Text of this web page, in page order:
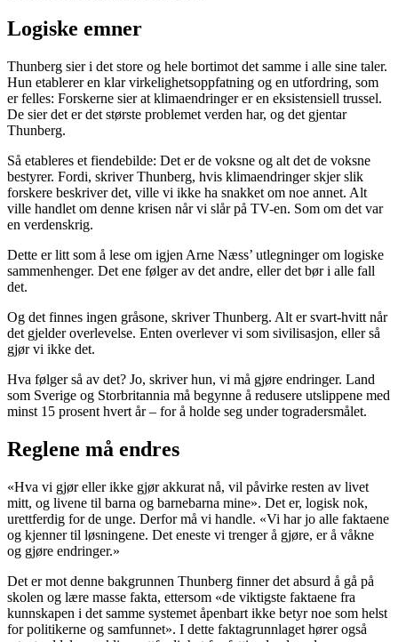
Logiske emner
Thunberg sier i det store og hele bortimot det samme i alle sine taler.
Hun etablerer en klar virkelighetsoppfatning og en utfordring, som
er felles: Forskerne sier at klimaendringer er en eksistensiell trussel.
De sier det er det største problemet verden har, og det gjentar
Thunberg.
Så etableres et fiendebilde: Det er de voksne og alt det de voksne
bestyrer. Fordi, skriver Thunberg, hvis klimaendringer skjer slik
forskere beskriver det, ville vi ikke ha snakket om noe annet. Alt
ville handlet om denne krisen når vi slår på TV-en. Som om det var
en verdenskrig.
Dette er litt som å lese om igjen Arne Næss’ utlegninger om logiske
sammenhenger. Det ene følger av det andre, eller det bør i alle fall
det.
Og det finnes ingen gråsone, skriver Thunberg. Alt er svart-hvitt når
det gjelder overlevelse. Enten overlever vi som sivilisasjon, eller så
gjør vi ikke det.
Hva følger så av det? Jo, skriver hun, vi må gjøre endringer. Land
som Sverige og Storbritannia må begynne å redusere utslippene med
minst 15 prosent hvert år – for å holde seg under togradersmålet.
Reglene må endres
«Hva vi gjør eller ikke gjør akkurat nå, vil påvirke resten av livet
mitt, og livene til barna og barnebarna mine». Det er, logisk nok,
urettferdig for de unge. Derfor må vi handle. «Vi har jo alle faktaene
og kjenner til løsningene. Det eneste vi trenger å gjøre, er å våkne
og gjøre endringer.»
Det er mot denne bakgrunnen Thunberg finner det absurd å gå på
skolen og lære masse fakta, ettersom «de viktigste faktaene fra
kunnskapen i det samme systemet åpenbart ikke betyr noe som helst
for politikerne og samfunnet». I dette faktagrunnlaget hører også